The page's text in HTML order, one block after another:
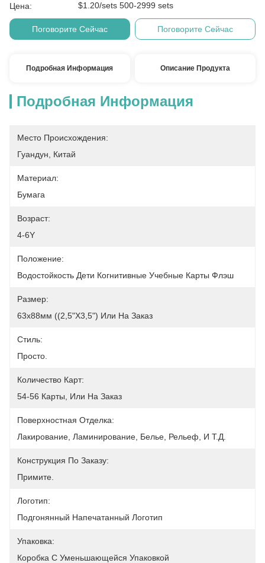
Цена: $1.20/sets 500-2999 sets
Поговорите Сейчас Поговорите Сейчас
Подробная Информация Описание Продукта
Подробная Информация
Место Происхождения:
Гуандун, Китай
Материал:
Бумага
Возраст:
4-6Y
Положение:
Водостойкость Дети Когнитивные Учебные Карты Флэш
Размер:
63х88мм ((2,5"х3,5") Или На Заказ
Стиль:
Просто.
Количество Карт:
54-56 Карты, Или На Заказ
Поверхностная Отделка:
Лакирование, Ламинирование, Белье, Рельеф, И Т.д.
Конструкция По Заказу:
Примите.
Логотип:
Подгонянный Напечатанный Логотип
Упаковка:
Коробка С Уменьшающейся Упаковкой